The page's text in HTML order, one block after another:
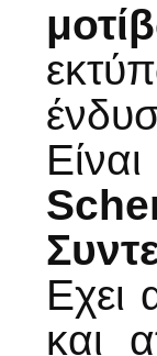
Εχει
και